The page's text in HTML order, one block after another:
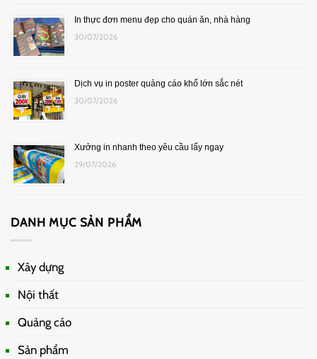
In thực đơn menu đẹp cho quán ăn, nhà hàng
30/07/2026
Dịch vụ in poster quảng cáo khổ lớn sắc nét
30/07/2026
Xưởng in nhanh theo yêu cầu lấy ngay
29/07/2026
DANH MỤC SẢN PHẨM
Xây dựng
Nội thất
Quảng cáo
Sản phẩm